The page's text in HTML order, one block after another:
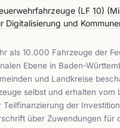
(LF 10) (
Digitalisierung und
als 10.000 Fahrzeuge der
Ebene in Baden-
und Landkreise
selbst und erhalten vom
Teilfinanzierung der
über Zuwendungen für